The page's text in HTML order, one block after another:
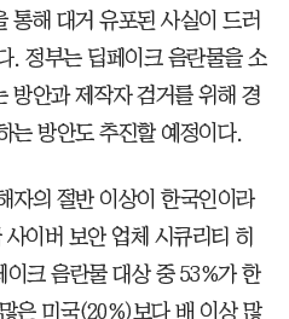
통해 대거 유포된 사실이 드러
. 정부는 딥페이크 음란물을 소
방안과 제작자 검거를 위해 경
는 방안도 추진할 예정이다.
자의 절반 이상이 한국인이라
이버 보안 업체 시큐리티 히
크 음란물 대상 중 53%가 한
은 미국(20%)보다 배 이상 많